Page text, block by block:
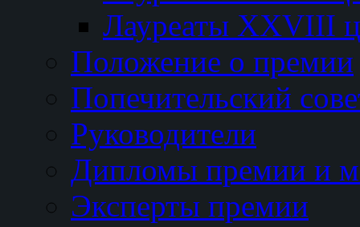
Лауреаты XXVIII
Положение о премии
Попечительский
Руководители
Дипломы премии и
Эксперты премии